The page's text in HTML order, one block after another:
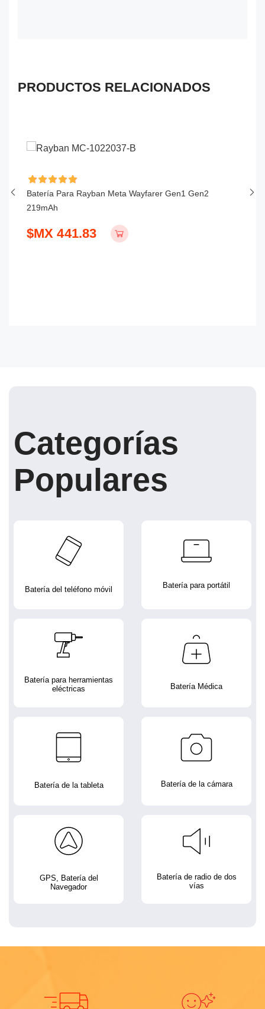
PRODUCTOS RELACIONADOS
Batería Para Rayban Meta Wayfarer Gen1 Gen2
219mAh
$MX 441.83
Categorías
Populares
Batería del teléfono móvil Batería para portátil
Batería para herramientas
eléctricas
Batería Médica
Batería de la tableta Batería de la cámara
GPS, Batería del
Navegador
Batería de radio de dos
vías